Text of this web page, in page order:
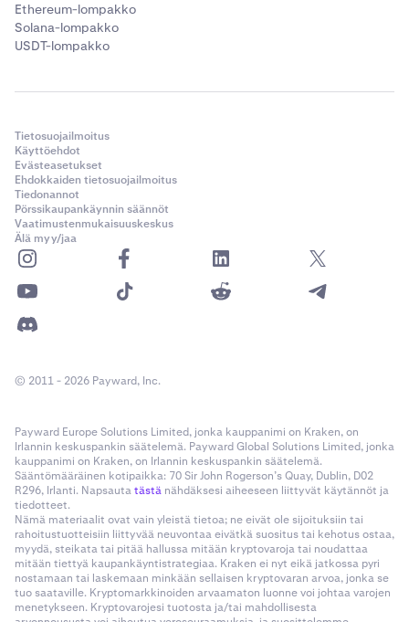
Ethereum-lompakko
Solana-lompakko
USDT-lompakko
Tietosuojailmoitus
Käyttöehdot
Evästeasetukset
Ehdokkaiden tietosuojailmoitus
Tiedonannot
Pörssikaupankäynnin säännöt
Vaatimustenmukaisuuskeskus
Älä myy/jaa
© 2011 - 2026 Payward, Inc.
Payward Europe Solutions Limited, jonka kauppanimi on Kraken, on
Irlannin keskuspankin säätelemä. Payward Global Solutions Limited, jonka
kauppanimi on Kraken, on Irlannin keskuspankin säätelemä.
Sääntömääräinen kotipaikka: 70 Sir John Rogerson’s Quay, Dublin, D02
R296, Irlanti. Napsautatästä nähdäksesi aiheeseen liittyvät käytännöt ja
tiedotteet.
Nämä materiaalit ovat vain yleistä tietoa; ne eivät ole sijoituksiin tai
rahoitustuotteisiin liittyvää neuvontaa eivätkä suositus tai kehotus ostaa,
myydä, steikata tai pitää hallussa mitään kryptovaroja tai noudattaa
mitään tiettyä kaupankäyntistrategiaa. Kraken ei nyt eikä jatkossa pyri
nostamaan tai laskemaan minkään sellaisen kryptovaran arvoa, jonka se
tuo saataville. Kryptomarkkinoiden arvaamaton luonne voi johtaa varojen
menetykseen. Kryptovarojesi tuotosta ja/tai mahdollisesta